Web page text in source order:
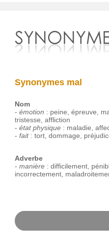
Synonymes mal
Nom
- émotion : peine épreuve
tristesse affliction
- état physique: maladie
- fait: tort, dommage
Adverbe
- manière: difficilement,
incorrectement,